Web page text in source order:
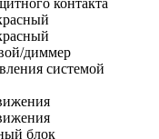
диммер
системой
блок